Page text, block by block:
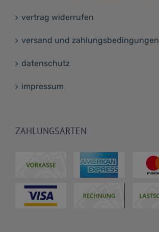
vertrag widerrufen
versand und zahlungsbedingungen
datenschutz
impressum
ZAHLUNGSARTEN